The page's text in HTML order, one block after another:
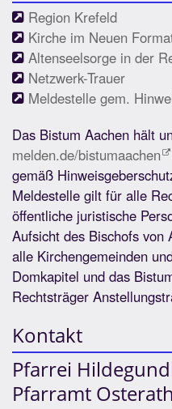
Region Krefeld
Kirche im Neuen
Altenseelsorge in der
Netzwerk-Trauer
Meldestelle gem.
Das Bistum Aachen hält
melden.de/bistumaachen
gemäß
Meldestelle gilt für alle
öffentliche juristische
Aufsicht des Bischofs von
alle Kirchengemeinden
Domkapitel und das
Rechtsträger
Kontakt
Pfarrei
Pfarramt Osterath